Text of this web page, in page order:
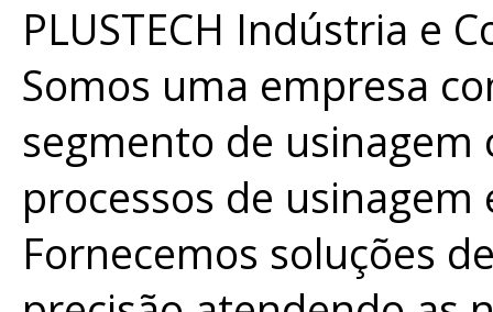
PLUSTECH Indústria e
Somos uma empresa
segmento de
processos de usinagem
Fornecemos soluções